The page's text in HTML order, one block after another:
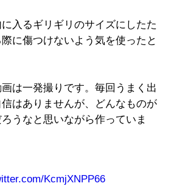
入るギリギリのサイズにしたた
に傷つけないよう気を使ったと
は一発撮りです。毎回うまく出
はありませんが、どんなものが
うなと思いながら作っていま
KcmjXNPP66